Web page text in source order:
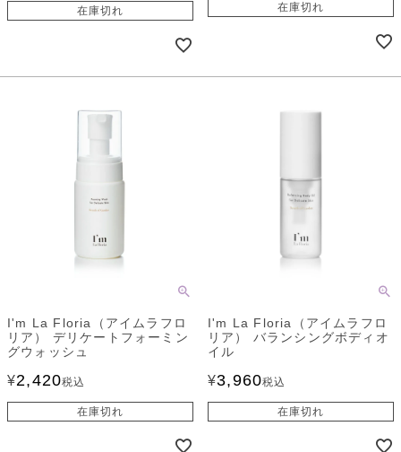
在庫切れ 在庫切れ
I'm La Floria（アイムラフロ
リア） デリケートフォーミン
グウォッシュ
¥2,420税込
在庫切れ
I'm La Floria（アイムラフロ
リア） バランシングボディオ
イル
¥3,960税込
在庫切れ